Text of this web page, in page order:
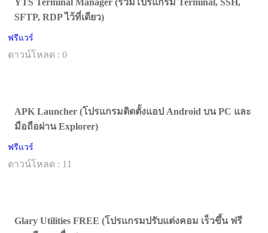
YTS Terminal Manager (รวมโปรแกรม Terminal, SSH,
SFTP, RDP ไว้ที่เดียว)
ฟรีแวร์
ดาวน์โหลด : 0
APK Launcher (โปรแกรมติดตั้งแอป Android บน PC และ
มือถือผ่าน Explorer)
ฟรีแวร์
ดาวน์โหลด : 11
Glary Utilities FREE (โปรแกรมปรับแต่งคอม เร็วขึ้น ฟรี